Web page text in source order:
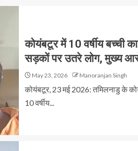
कोयंबटूर में 10 वर्षीय बच्ची
सड़कों पर उतरे लोग, मुख्य
May 23, 2026 Manoranjan Singh
कोयंबटूर, 23 मई 2026: तमिलनाडु के
10 वर्षीय...